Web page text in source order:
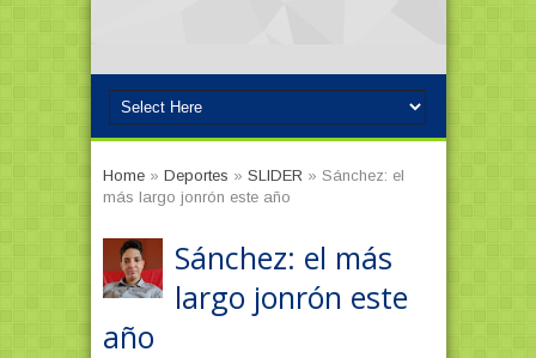
Home» Deportes » SLIDER » Sánchez: el
más largo jonrón este año
Sánchez: el más
largo jonrón este
año